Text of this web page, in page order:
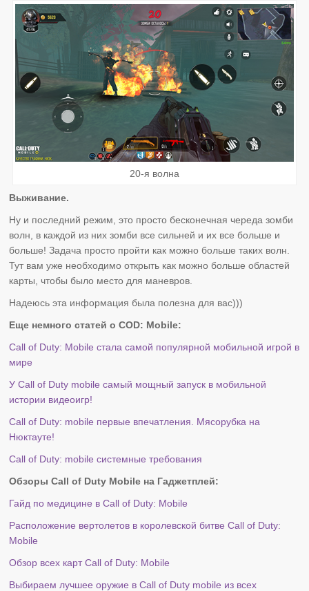
20-я волна
Выживание.
Ну и последний режим, это просто бесконечная череда зомби
волн, в каждой из них зомби все сильней и их все больше и
больше! Задача просто пройти как можно больше таких волн.
Тут вам уже необходимо открыть как можно больше областей
карты, чтобы было место для маневров.
Надеюсь эта информация была полезна для вас)))
Еще немного статей о COD: Mobile:
Call of Duty: Mobile стала самой популярной мобильной игрой в
мире
У Call of Duty mobile самый мощный запуск в мобильной
истории видеоигр!
Call of Duty: mobile первые впечатления. Мясорубка на
Нюктауте!
Call of Duty: mobile системные требования
Обзоры Call of Duty Mobile на Гаджетплей:
Гайд по медицине в Call of Duty: Mobile
Расположение вертолетов в королевской битве Call of Duty:
Mobile
Обзор всех карт Call of Duty: Mobile
Выбираем лучшее оружие в Call of Duty mobile из всех